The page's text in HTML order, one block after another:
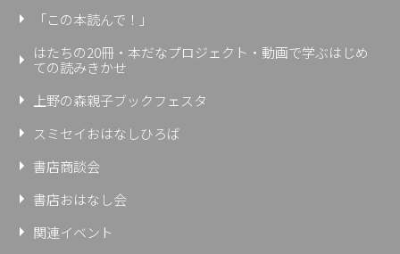
「この本読んで！」
はたちの20冊・本だなプロジェクト・動画で学ぶはじめ
ての読みきかせ
上野の森親⼦ブックフェスタ
スミセイおはなしひろば
書店商談会
書店おはなし会
関連イベント